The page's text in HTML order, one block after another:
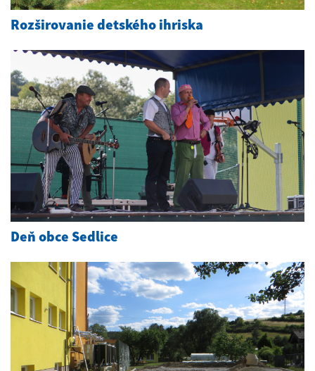
Rozširovanie detského ihriska
Deň obce Sedlice